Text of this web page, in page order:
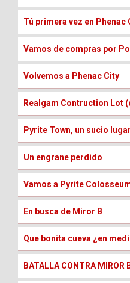
Tú primera vez en Phenac
Vamos de compras por
Volvemos a Phenac City
Realgam Contruction Lot
Pyrite Town, un sucio lugar
Un engrane perdido
Vamos a Pyrite
En busca de Miror B
Que bonita cueva ¿en
BATALLA CONTRA MIROR